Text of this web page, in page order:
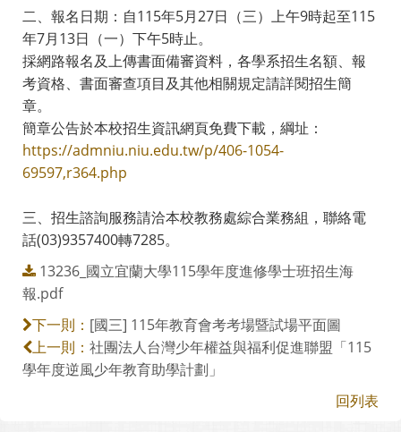
二、報名日期：自115年5月27日（三）上午9時起至115
年7月13日（一）下午5時止。
採網路報名及上傳書面備審資料，各學系招生名額、報
考資格、書面審查項目及其他相關規定請詳閱招生簡
章。
簡章公告於本校招生資訊網頁免費下載，綱址：
https://admniu.niu.edu.tw/p/406-1054-
69597,r364.php
三、招生諮詢服務請洽本校教務處綜合業務組，聯絡電
話(03)9357400轉7285。
13236_國立宜蘭大學115學年度進修學士班招生海
報.pdf
下一則： [國三] 115年教育會考考場暨試場平面圖
上一則： 社團法人台灣少年權益與福利促進聯盟「115
學年度逆風少年教育助學計劃」
回列表